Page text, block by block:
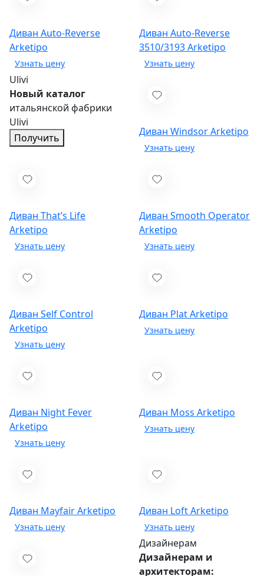
Диван Auto-Reverse
Arketipo
Диван Auto-Reverse
3510/3193Arketipo
Ulivi
Новый каталог
итальянской фабрики
Ulivi
Получить
Диван WindsorArketipo
Диван That’s Life
Arketipo
Диван Smooth Operator
Arketipo
Диван Self Control
Arketipo
Диван PlatArketipo
Диван Night Fever
Arketipo
Диван Moss Arketipo
Диван MayfairArketipo Диван LoftArketipo
Дизайнерам
Дизайнерам и
архитекторам: